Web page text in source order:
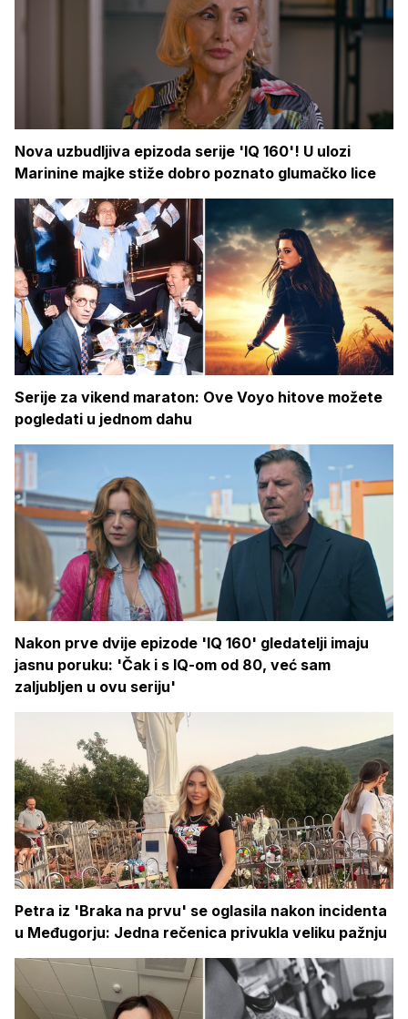
Nova uzbudljiva epizoda serije 'IQ 160'! U ulozi
Marinine majke stiže dobro poznato glumačko lice
Serije za vikend maraton: Ove Voyo hitove možete
pogledati u jednom dahu
Nakon prve dvije epizode 'IQ 160' gledatelji imaju
jasnu poruku: 'Čak i s IQ-om od 80, već sam
zaljubljen u ovu seriju'
Petra iz 'Braka na prvu' se oglasila nakon incidenta
u Međugorju: Jedna rečenica privukla veliku pažnju